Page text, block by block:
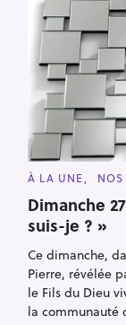
C
T
E
G
O
R
I
E
S
À LA UNE
Dimanche
suis-je ? »
Ce dimanche,
Pierre, révélée
le Fils du Dieu
la communauté